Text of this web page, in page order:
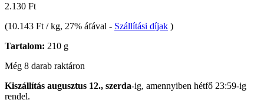
2.130 Ft
(10.143 Ft / kg, 27% áfával - Szállítási díjak )
Tartalom: 210 g
Még 8 darab raktáron
Kiszállítás augusztus 12., szerda-ig, amennyiben hétfő 23:59-ig
rendel.